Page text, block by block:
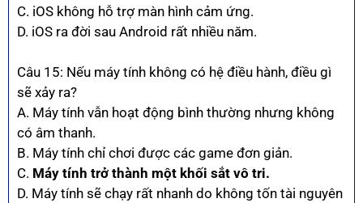
C. iOS không hỗ trợ màn hình cảm ứng.
D. iOS ra đời sau Android rất nhiều năm.
Câu 15: Nếu máy tính không có hệ điều hành, điều gì
sẽ xảy ra?
A. Máy tính vẫn hoạt động bình thường nhưng không
có âm thanh.
B. Máy tính chỉ chơi được các game đơn giản.
C. Máy tính trở thành một khối sắt vô tri.
D. Máy tính sẽ chạy rất nhanh do không tốn tài nguyên